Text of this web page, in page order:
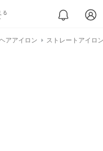
る
アアイロン ストレートアイロ